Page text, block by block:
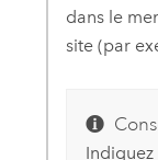
dans le
site (par